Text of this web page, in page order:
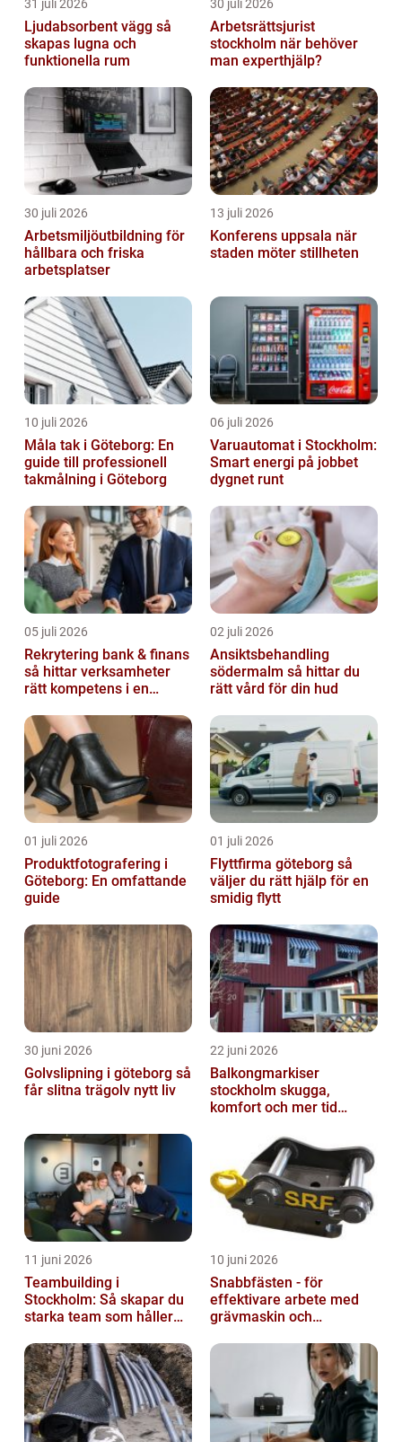
31 juli 2026
Ljudabsorbent vägg så
skapas lugna och
funktionella rum
30 juli 2026
Arbetsrättsjurist
stockholm när behöver
man experthjälp?
30 juli 2026
Arbetsmiljöutbildning för
hållbara och friska
arbetsplatser
13 juli 2026
Konferens uppsala när
staden möter stillheten
10 juli 2026
Måla tak i Göteborg: En
guide till professionell
takmålning i Göteborg
06 juli 2026
Varuautomat i Stockholm:
Smart energi på jobbet
dygnet runt
05 juli 2026
Rekrytering bank & finans
så hittar verksamheter
rätt kompetens i en
02 juli 2026
Ansiktsbehandling
södermalm så hittar du
rätt vård för din hud
01 juli 2026
Produktfotografering i
Göteborg: En omfattande
guide
01 juli 2026
Flyttfirma göteborg så
väljer du rätt hjälp för en
smidig flytt
30 juni 2026
Golvslipning i göteborg så
får slitna trägolv nytt liv
22 juni 2026
Balkongmarkiser
stockholm skugga,
komfort och mer tid
11 juni 2026
Teambuilding i
Stockholm: Så skapar du
starka team som håller
10 juni 2026
Snabbfästen - för
effektivare arbete med
grävmaskin och